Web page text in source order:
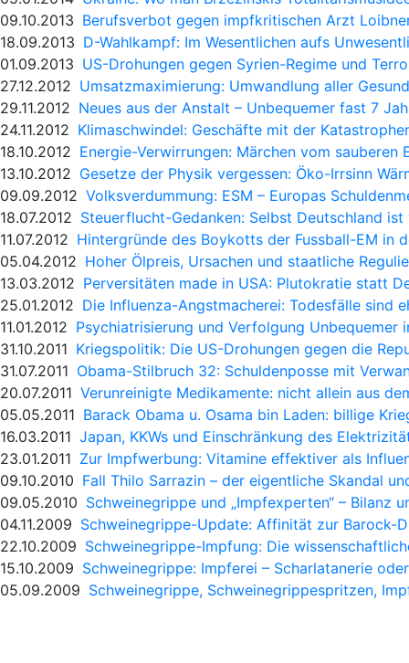
09.10.2013 Berufsverbot gegen impfkritischen Arzt
18.09.2013 D-Wahlkampf: Im Wesentlichen aufs
01.09.2013 US-Drohungen gegen Syrien-Regime und
27.12.2012 Umsatzmaximierung: Umwandlung aller
29.11.2012 Neues aus der Anstalt – Unbequemer fast 7
24.11.2012 Klimaschwindel: Geschäfte mit der
18.10.2012 Energie-Verwirrungen: Märchen vom sauberen
13.10.2012 Gesetze der Physik vergessen: Öko-Irrsinn
09.09.2012 Volksverdummung: ESM – Europas
18.07.2012 Steuerflucht-Gedanken: Selbst Deutschland
11.07.2012 Hintergründe des Boykotts der Fussball-EM in
05.04.2012 Hoher Ölpreis, Ursachen und staatliche
13.03.2012 Perversitäten made in USA: Plutokratie statt
25.01.2012 Die Influenza-Angstmacherei: Todesfälle sind
11.01.2012 Psychiatrisierung und Verfolgung Unbequemer
31.10.2011 Kriegspolitik: Die US-Drohungen gegen die
31.07.2011 Obama-Stilbruch 32: Schuldenposse mit
20.07.2011 Verunreinigte Medikamente: nicht allein aus
05.05.2011 Barack Obama u. Osama bin Laden: billige
16.03.2011 Japan, KKWs und Einschränkung des
23.01.2011 Zur Impfwerbung: Vitamine effektiver als
09.10.2010 Fall Thilo Sarrazin – der eigentliche Skandal
09.05.2010 Schweinegrippe und „Impfexperten“ – Bilanz
04.11.2009 Schweinegrippe-Update: Affinität zur Barock-
22.10.2009 Schweinegrippe-Impfung: Die
15.10.2009 Schweinegrippe: Impferei – Scharlatanerie
05.09.2009 Schweinegrippe, Schweinegrippespritzen,